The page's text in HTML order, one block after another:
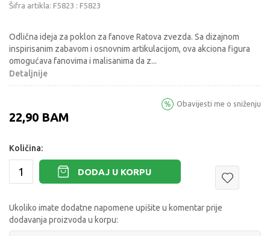
Šifra artikla: F5823 : F5823
Odlična ideja za poklon za fanove Ratova zvezda. Sa dizajnom
inspirisanim zabavom i osnovnim artikulacijom, ova akciona figura
omogućava fanovima i malisanima da z...
Detaljnije
22,90 BAM
Obavijesti me o sniženju
Količina:
DODAJ U KORPU
Ukoliko imate dodatne napomene upišite u komentar prije
dodavanja proizvoda u korpu: